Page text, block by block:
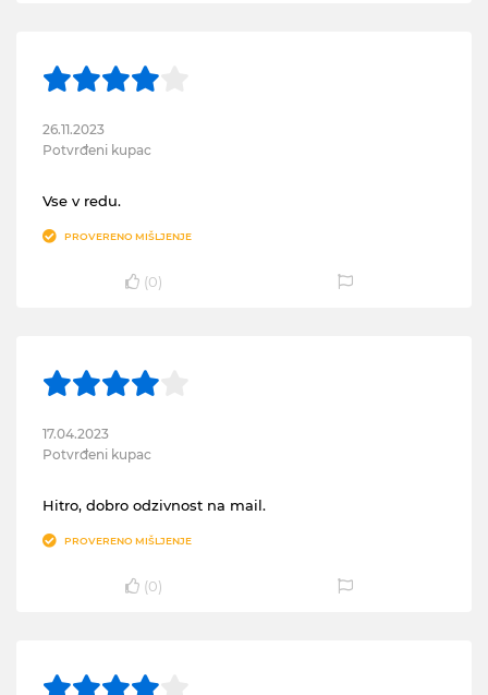
26.11.2023
Potvrđeni kupac
Vse v redu.
PROVERENO MIŠLJENJE
(0)
17.04.2023
Potvrđeni kupac
Hitro, dobro odzivnost na mail.
PROVERENO MIŠLJENJE
(0)